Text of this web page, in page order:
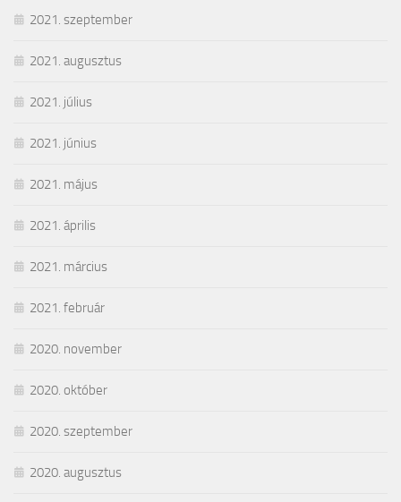
2021. szeptember
2021. augusztus
2021. július
2021. június
2021. május
2021. április
2021. március
2021. február
2020. november
2020. október
2020. szeptember
2020. augusztus